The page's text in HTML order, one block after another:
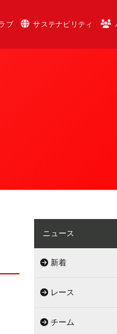
ブ サステナビリティ
ニュース
新着
レース
チーム